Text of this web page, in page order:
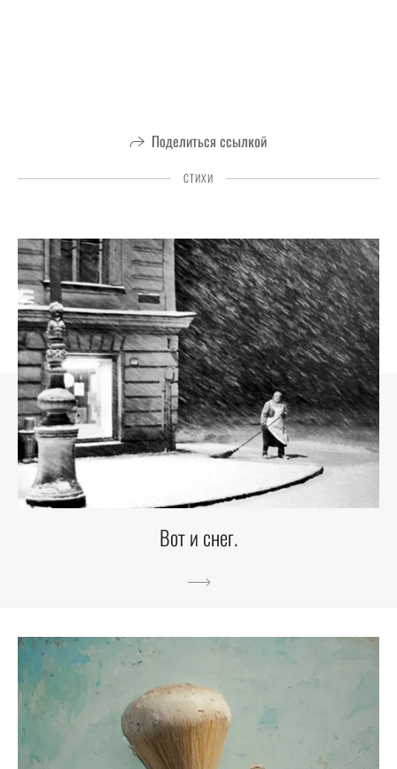
Поделиться ссылкой
СТИХИ
Вот и снег.